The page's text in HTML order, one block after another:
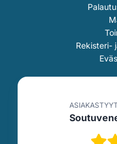
Rekisteri-